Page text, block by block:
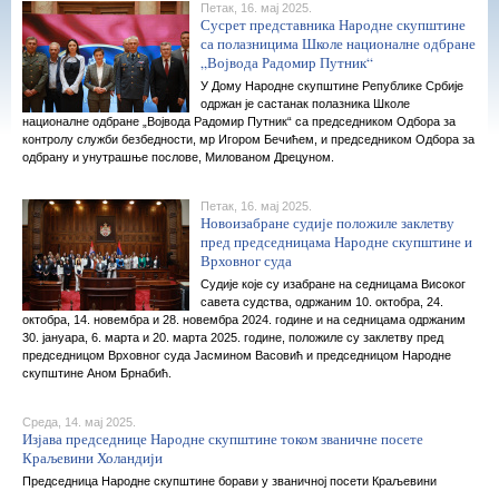
Петак, 16. мај 2025.
Сусрет представника Народне скупштине
са полазницима Школе националне одбране
„Војвода Радомир Путник“
У Дому Народне скупштине Републике Србије
одржан је састанак полазника Школе
националне одбране „Војвода Радомир Путник“ са председником Одбора за
контролу служби безбедности, мр Игором Бечићем, и председником Одбора за
одбрану и унутрашње послове, Милованом Дрецуном.
Петак, 16. мај 2025.
Новоизабране судије положиле заклетву
пред председницама Народне скупштине и
Врховног суда
Судије које су изабране на седницама Високог
савета судства, одржаним 10. октобра, 24.
октобра, 14. новембра и 28. новембра 2024. године и на седницама одржаним
30. јануара, 6. марта и 20. марта 2025. године, положиле су заклетву пред
председницом Врховног суда Јасмином Васовић и председницом Народне
скупштине Аном Брнабић.
Среда, 14. мај 2025.
Изјава председнице Народне скупштине током званичне посете
Краљевини Холандији
Председница Народне скупштине борави у званичној посети Краљевини